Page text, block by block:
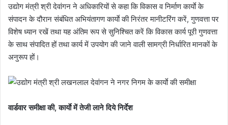
उद्योग मंत्री श्री देवांगन ने अधिकारियों से कहा कि विकास व निर्माण कार्याे के
संपादन के दौरान संबंधित अभियंतागण कार्याे की निरंतर मानीटरिंग करें, गुणवत्ता पर
विशेष ध्यान रखें तथा यह अंतिम रूप से सुनिश्चित करें कि विकास कार्य पूरी गुणवत्ता
के साथ संपादित हों तथा कार्य में उपयोग की जाने वाली सामग्री निर्धारित मानकों के
अनुरूप हों।
वार्डवार समीक्षा की, कार्याे में तेजी लाने दिये निर्देश